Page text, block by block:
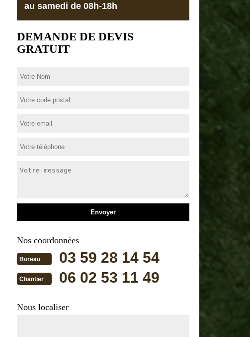
au samedi de 08h-18h
DEMANDE DE DEVIS
GRATUIT
Nos coordonnées
Bureau 03 59 28 14 54
Chantier 06 02 53 11 49
Nous localiser